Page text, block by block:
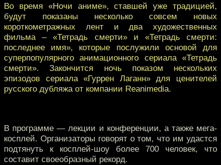
Во время «Ночи аниме», ставшей уже традицией,
будут показаны несколько совсем новых
короткометражных лент и два художественных
фильма – «Тетрадь смерти» и «Тетрадь смерти:
последнее имя», которые послужили основой для
суперпопулярного анимационного сериала «Тетрадь
смерти». Закончится ночь показом нескольких
эпизодов сериала «Гуррен Лаганн» для ценителей
русского дубляжа от компании Reanimedia.
В программе — лекции и конференции, а также мега-
косплей. Организаторы говорят о том, что им удастся
подтянуть к косплей-шоу более 700 человек, что
составит своеобразный рекорд.